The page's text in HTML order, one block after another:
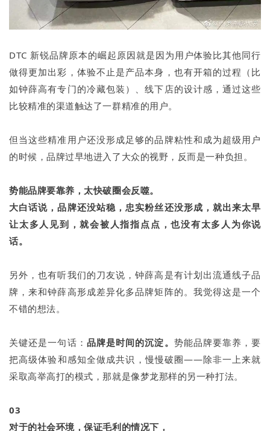
DTC 新锐品牌原本的崛起原因就是因为用户体验比其他同行
做得更加出彩，体验不止是产品本身，也有开箱的过程（比
如钟薛高有专门的冷藏包装）、线下店的设计感，通过这些
比较精准的渠道触达了一群精准的用户。
但当这些精准用户还没形成足够的品牌粘性和成为超级用户
的时候，品牌过早地进入了大众的视野，反而是一种负担。
势能品牌要靠养，太快破圈会反噬。
大白话说，品牌还没站稳，忠实粉丝还没形成，就出来太早
让太多人见到，就会被人指指点点，也没有太多人为你说
话。
另外，也有听我们的刀友说，钟薛高是有计划出流通线子品
牌，来和钟薛高形成差异化多品牌矩阵的。我觉得这是一个
不错的想法。
关键还是一句话： 品牌是时间的沉淀。 势能品牌要靠养，要
把高级体验和感知全做成共识，慢慢破圈——除非一上来就
采取高举高打的模式，那就是像梦龙那样的另一种打法。
03
对于的社会环境，保证毛利的情况下，